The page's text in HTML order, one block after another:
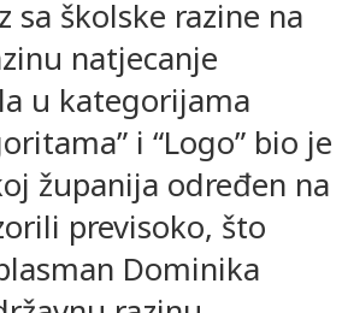
sa školske razine na
natjecanje
u kategorijama
i “Logo” bio je
županija određen na
previsoko, što
Dominika